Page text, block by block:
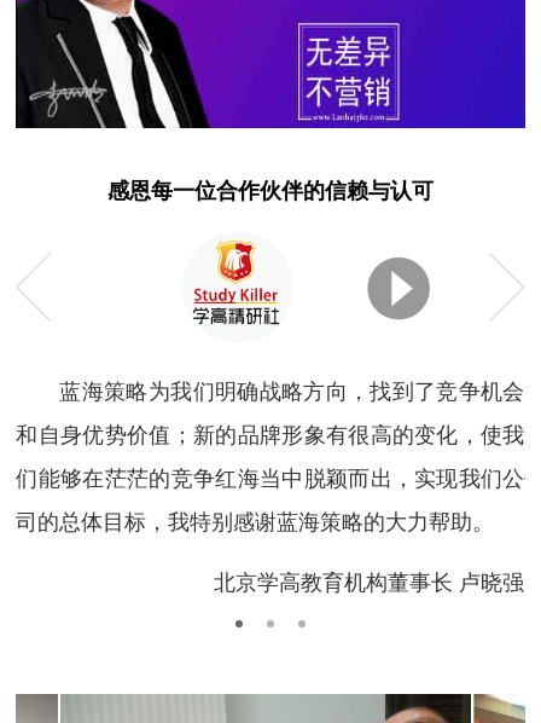
蓝海策略专家为学高精研社品牌打造中
国精细教学第一品牌！
S A Y U R I 英国顶级美容品牌
英国顶级美容品牌！
中国移动-品牌空间战略升级
蓝海策略专家为世界500强中国移动-品
牌空间战略升级
感恩每一位合作伙伴的信赖与认可
蓝海策略为我们明确战略方向，找到了竞争机会
和自身优势价值；新的品牌形象有很高的变化，使我
们能够在茫茫的竞争红海当中脱颖而出，实现我们公
司的总体目标，我特别感谢蓝海策略的大力帮助。
北京学高教育机构董事长 卢晓强